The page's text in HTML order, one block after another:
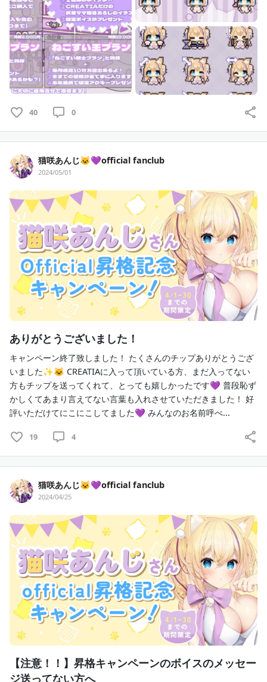
40 0
猫咲あんじ🐱💜official fanclub
2024/05/01
ありがとうございました！
キャンペーン終了致しました！ たくさんのチップありがとうござ
いました✨🐱 CREATIAに入って頂いている方、まだ入ってない
方もチップを送ってくれて、とっても嬉しかったです💜 普段恥ず
かしくてあまり言えてない言葉も入れさせていただきました！ 好
評いただけてにこにこしてました💜 みんなのお名前呼べ...
19 4
猫咲あんじ🐱💜official fanclub
2024/04/25
【注意！！】昇格キャンペーンのボイスのメッセー
ジ送ってない方へ